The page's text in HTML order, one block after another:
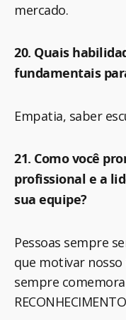
mercado.
20. Quais
fundamentais
Empatia, saber
21. Como você
profissional e a
sua equipe?
Pessoas sempre
que motivar
sempre